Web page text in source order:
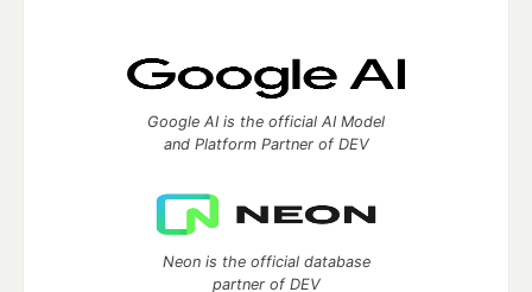
Google AI is the official AI Model
and Platform Partner of DEV
Neon is the official database
partner of DEV